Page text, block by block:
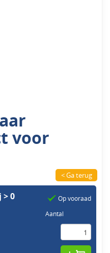
voor
< Ga terug
> 0
Op vooraad
Aantal